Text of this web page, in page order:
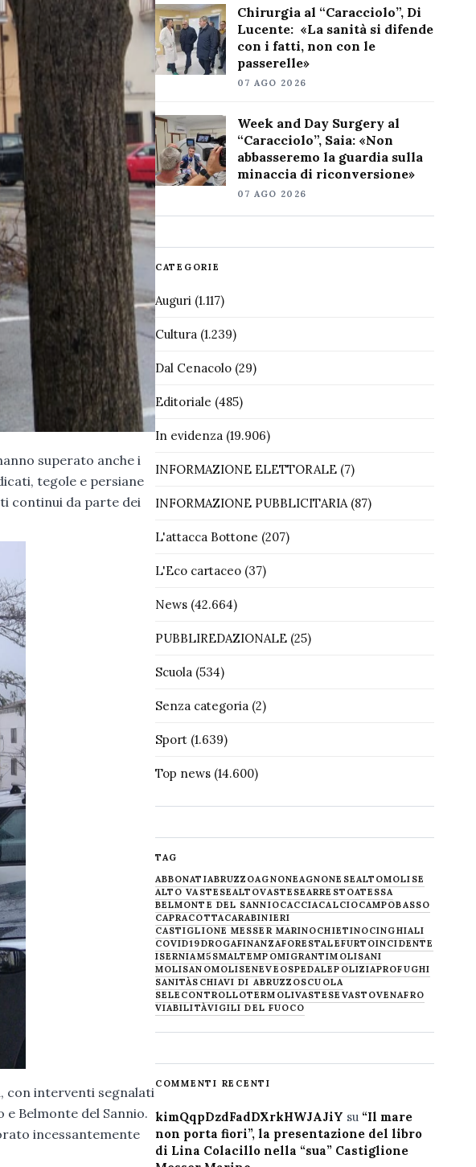
superato anche i
tegole e persiane
continui da parte dei
con interventi segnalati
Belmonte del Sannio.
incessantemente
Chirurgia al “Caracciolo”, Di
Lucente: «La sanità si difende
con i fatti, non con le
passerelle»
07 AGO 2026
Week and Day Surgery al
“Caracciolo”, Saia: «Non
abbasseremo la guardia sulla
minaccia di riconversione»
07 AGO 2026
CATEGORIE
Auguri(1.117)
Cultura(1.239)
Dal Cenacolo(29)
Editoriale (485)
In evidenza(19.906)
INFORMAZIONE ELETTORALE(7)
INFORMAZIONE PUBBLICITARIA(87)
L'attacca Bottone (207)
L'Eco cartaceo(37)
News(42.664)
PUBBLIREDAZIONALE(25)
Scuola(534)
Senza categoria(2)
Sport(1.639)
Top news(14.600)
TAG
ABBONATIABRUZZOAGNONEAGNONESEALTOMOLISE
ALTO VASTESEALTOVASTESEARRESTOATESSA
BELMONTE DEL SANNIOCACCIACALCIOCAMPOBASSO
CAPRACOTTACARABINIERI
CASTIGLIONE MESSER MARINOCHIETINOCINGHIALI
COVID19DROGAFINANZAFORESTALEFURTOINCIDENTE
ISERNIAM5SMALTEMPOMIGRANTIMOLISANI
MOLISANOMOLISENEVE OSPEDALEPOLIZIAPROFUGHI
SANITÀSCHIAVI DI ABRUZZOSCUOLA
SELECONTROLLOTERMOLIVASTESE VASTOVENAFRO
VIABILITÀVIGILI DEL FUOCO
COMMENTI RECENTI
kimQqpDzdFadDXrkHWJAJiY su “Il mare
non porta fiori”, la presentazione del libro
di Lina Colacillo nella “sua” Castiglione